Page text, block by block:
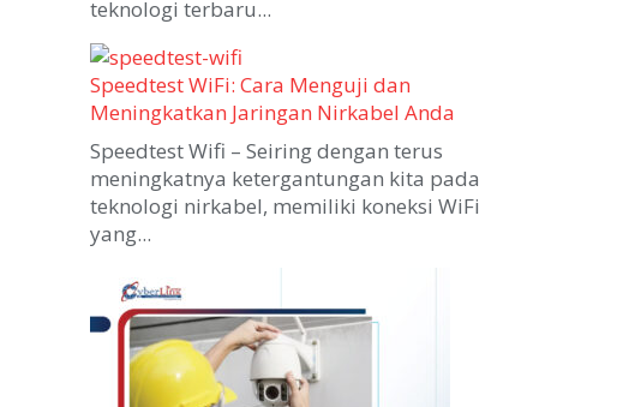
teknologi terbaru...
Speedtest WiFi: Cara Menguji dan
Meningkatkan Jaringan Nirkabel Anda
Speedtest Wifi – Seiring dengan terus
meningkatnya ketergantungan kita pada
teknologi nirkabel, memiliki koneksi WiFi
yang...